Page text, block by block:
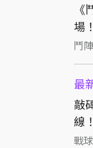
場
界
鬥
最
敲
線
折
戰